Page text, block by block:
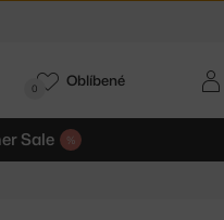
Sale
0 Oblíbené